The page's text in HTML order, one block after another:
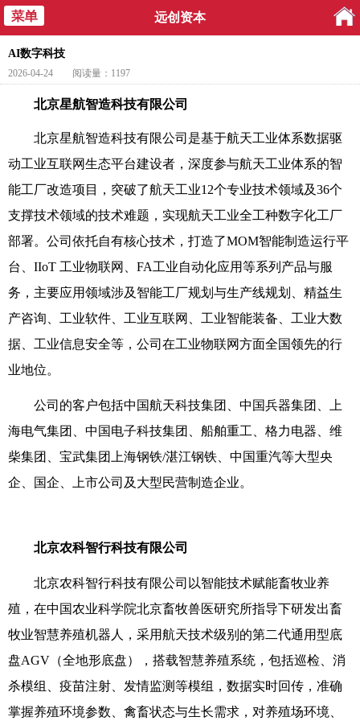
远创资本
AI数字科技
2026-04-24 阅读量：1197
北京星航智造科技有限公司
北京星航智造科技有限公司是基于航天工业体系数据驱
动工业互联网生态平台建设者，深度参与航天工业体系的智
能工厂改造项目，突破了航天工业12个专业技术领域及36个
支撑技术领域的技术难题，实现航天工业全工种数字化工厂
部署。公司依托自有核心技术，打造了MOM智能制造运行平
台、IIoT 工业物联网、FA工业自动化应用等系列产品与服
务，主要应用领域涉及智能工厂规划与生产线规划、精益生
产咨询、工业软件、工业互联网、工业智能装备、工业大数
据、工业信息安全等，公司在工业物联网方面全国领先的行
业地位。
公司的客户包括中国航天科技集团、中国兵器集团、上
海电气集团、中国电子科技集团、船舶重工、格力电器、维
柴集团、宝武集团上海钢铁/湛江钢铁、中国重汽等大型央
企、国企、上市公司及大型民营制造企业。
北京农科智行科技有限公司
北京农科智行科技有限公司以智能技术赋能畜牧业养
殖，在中国农业科学院北京畜牧兽医研究所指导下研发出畜
牧业智慧养殖机器人，采用航天技术级别的第二代通用型底
盘AGV（全地形底盘），搭载智慧养殖系统，包括巡检、消
杀模组、疫苗注射、发情监测等模组，数据实时回传，准确
掌握养殖环境参数、禽畜状态与生长需求，对养殖场环境、